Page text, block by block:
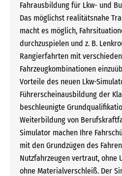
Fahrausbildung für Lkw- und
Das möglichst realitätsnahe
macht es möglich,
durchzuspielen und z. B.
Rangierfahrten mit
Fahrzeugkombinationen
Vorteile des neuen Lkw-
Führerscheinausbildung der
beschleunigte
Weiterbildung von
Simulator machen Ihre
mit den Grundzügen des
Nutzfahrzeugen vertraut, ohne
ohne Materialverschleiß. Der